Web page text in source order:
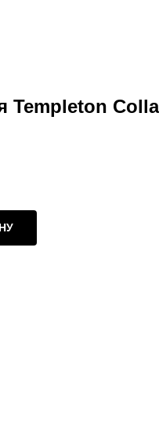
Templeton